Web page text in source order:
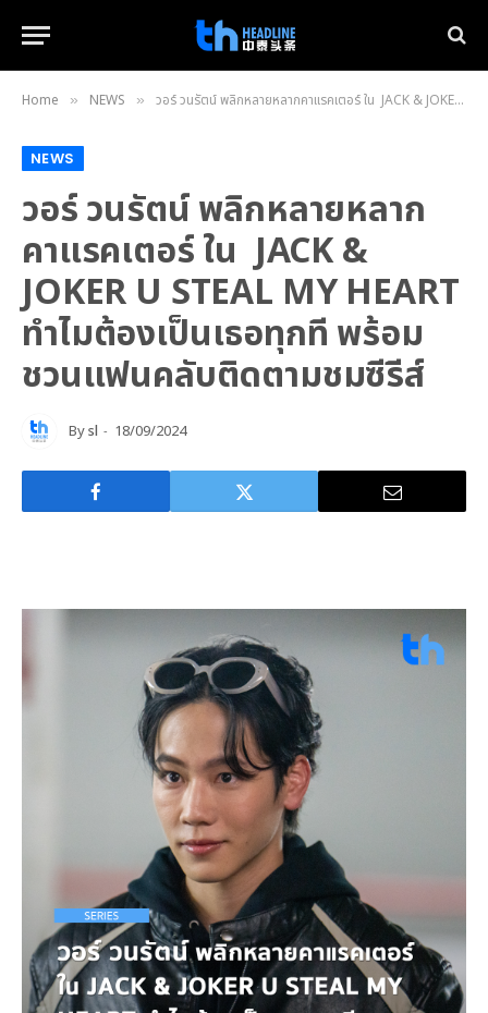
Home » NEWS » วอร์ วนรัตน์ พลิกหลายหลากคาแรคเตอร์ ใน JACK & JOKER U STEAL MY HEART ทำไมต้องเป็นเธอทุกที พร้อมชวนแฟนคลับติดตามชมซีรีส์
NEWS
วอร์ วนรัตน์ พลิกหลายหลาก
คาแรคเตอร์ ใน JACK &
JOKER U STEAL MY HEART
ทำไมต้องเป็นเธอทุกที พร้อม
ชวนแฟนคลับติดตามชมซีรีส์
Bysl 18/09/2024